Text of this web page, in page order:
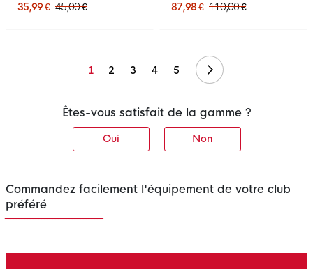
35,99 € 45,00 €
87,98 € 110,00 €
1 2 3 4 5 Suivant
Êtes-vous satisfait de la gamme ?
Oui Non
Commandez facilement l'équipement de votre club
préféré